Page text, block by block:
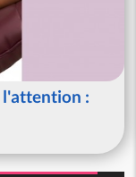
l'attention :